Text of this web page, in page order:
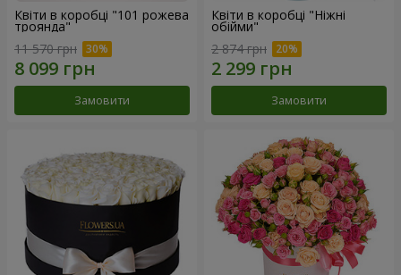
Квіти в коробці "101 рожева
троянда"
11 570 грн
Замовити
Квіти в коробці "Ніжні
обійми"
2 874 грн
Замовити